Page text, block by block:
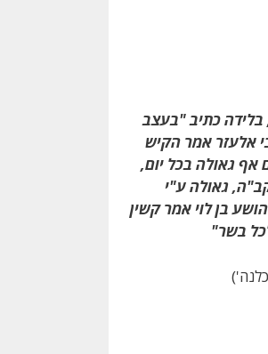
בלידה כתיב "בעצב
אלעזר אמר הקיש
אף גאולה בכל יום,
גאולה ע"י
בן לוי אמר קשין
בשר"